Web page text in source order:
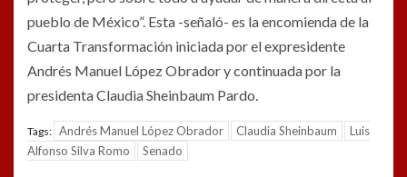
pueblo de México”. Esta -señaló- es la encomienda de la
Cuarta Transformación iniciada por el expresidente
Andrés Manuel López Obrador y continuada por la
presidenta Claudia Sheinbaum Pardo.
Tags: Andrés Manuel López Obrador Claudia Sheinbaum
Luis
Alfonso Silva Romo
Senado